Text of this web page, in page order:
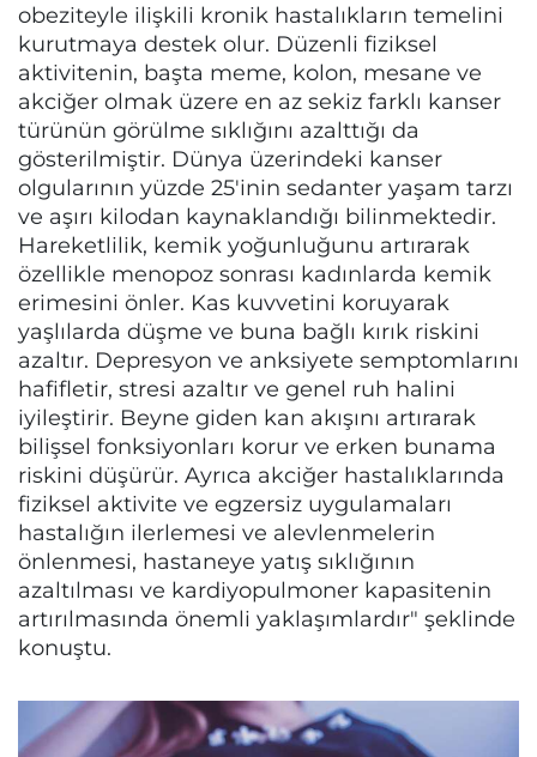
obeziteyle ilişkili kronik hastalıkların temelini
kurutmaya destek olur. Düzenli fiziksel
aktivitenin, başta meme, kolon, mesane ve
akciğer olmak üzere en az sekiz farklı kanser
türünün görülme sıklığını azalttığı da
gösterilmiştir. Dünya üzerindeki kanser
olgularının yüzde 25'inin sedanter yaşam tarzı
ve aşırı kilodan kaynaklandığı bilinmektedir.
Hareketlilik, kemik yoğunluğunu artırarak
özellikle menopoz sonrası kadınlarda kemik
erimesini önler. Kas kuvvetini koruyarak
yaşlılarda düşme ve buna bağlı kırık riskini
azaltır. Depresyon ve anksiyete semptomlarını
hafifletir, stresi azaltır ve genel ruh halini
iyileştirir. Beyne giden kan akışını artırarak
bilişsel fonksiyonları korur ve erken bunama
riskini düşürür. Ayrıca akciğer hastalıklarında
fiziksel aktivite ve egzersiz uygulamaları
hastalığın ilerlemesi ve alevlenmelerin
önlenmesi, hastaneye yatış sıklığının
azaltılması ve kardiyopulmoner kapasitenin
artırılmasında önemli yaklaşımlardır" şeklinde
konuştu.